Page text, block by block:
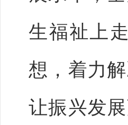
生福祉上
想，着力
让振兴发